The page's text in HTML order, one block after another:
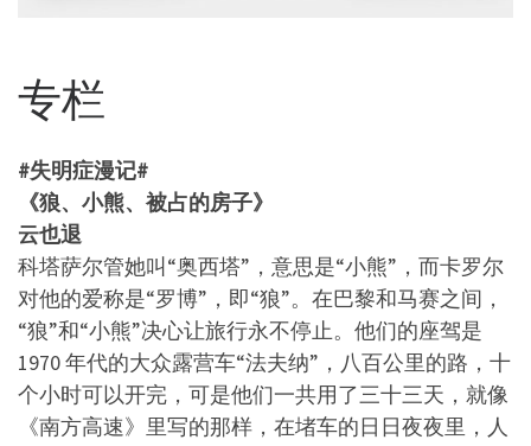
专栏
#失明症漫记#
《狼、小熊、被占的房子》
云也退
科塔萨尔管她叫“奥西塔”，意思是“小熊”，而卡罗尔
对他的爱称是“罗博”，即“狼”。在巴黎和马赛之间，
“狼”和“小熊”决心让旅行永不停止。他们的座驾是
1970 年代的大众露营车“法夫纳”，八百公里的路，十
个小时可以开完，可是他们一共用了三十三天，就像
《南方高速》里写的那样，在堵车的日日夜夜里，人